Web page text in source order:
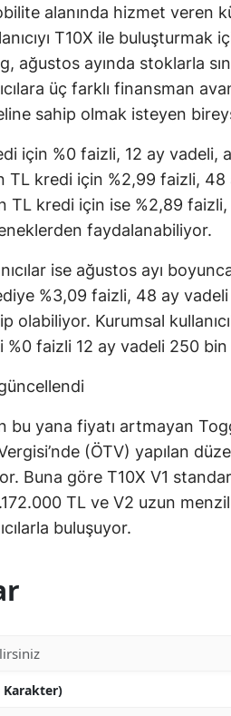
alanında hizmet veren
T10X ile buluşturmak
ağustos ayında stoklarla
üç farklı finansman
sahip olmak isteyen
için %0 faizli, 12 ay vadeli,
TL kredi için %2,99 faizli, 48
TL kredi için ise %2,89
faydalanabiliyor.
ise ağustos ayı
%3,09 faizli, 48 ay
olabiliyor. Kurumsal
%0 faizli 12 ay vadeli 250
bu yana fiyatı artmayan
(ÖTV) yapılan
Buna göre T10X V1
TL ve V2 uzun
buluşuyor.
Karakter)